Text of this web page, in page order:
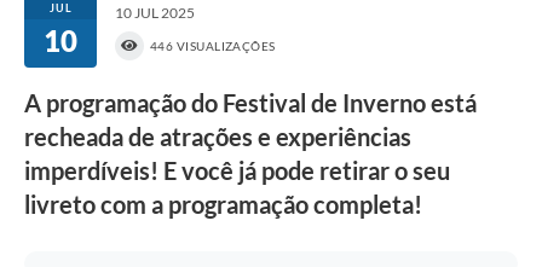
JUL
10
10 JUL 2025
446 VISUALIZAÇÕES
A programação do Festival de Inverno está
recheada de atrações e experiências
imperdíveis! E você já pode retirar o seu
livreto com a programação completa!